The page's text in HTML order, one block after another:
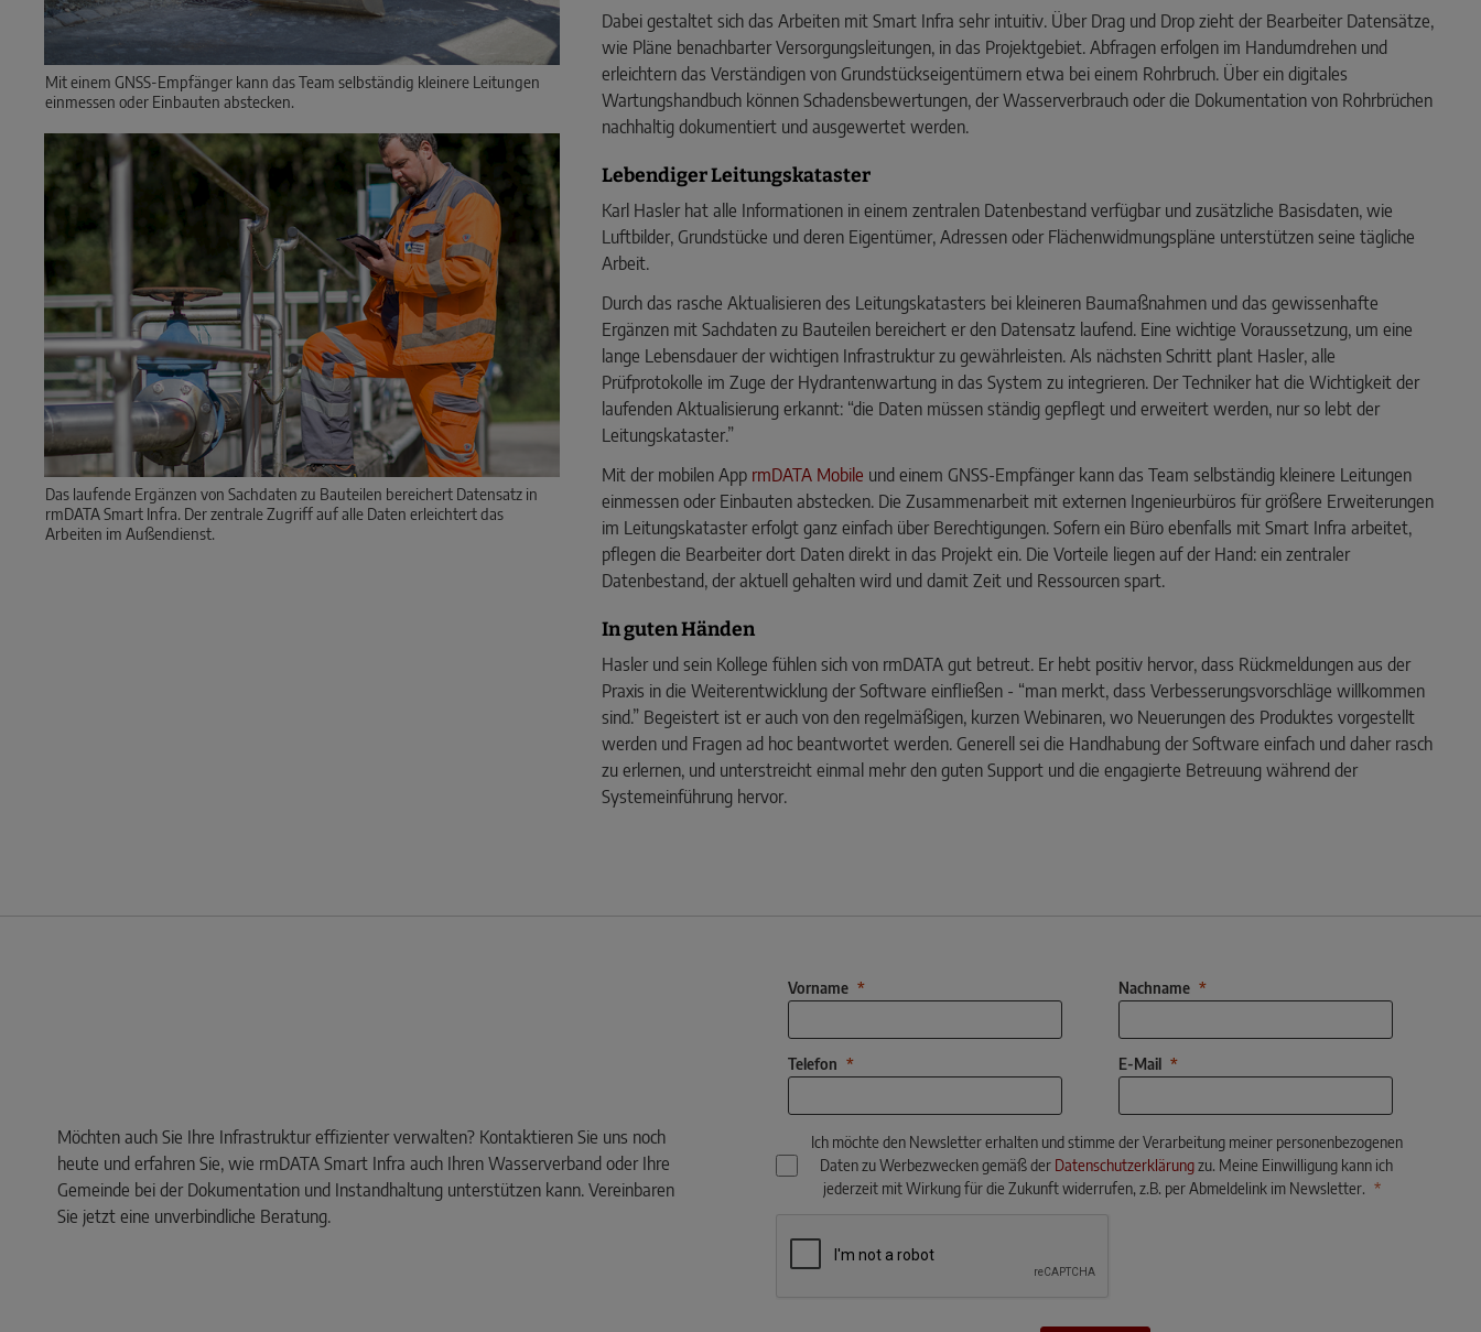
Mit einem GNSS-Empfänger kann das Team selbständig kleinere Leitungen
einmessen oder Einbauten abstecken.
Das laufende Ergänzen von Sachdaten zu Bauteilen bereichert Datensatz in
rmDATA Smart Infra. Der zentrale Zugriff auf alle Daten erleichtert das
Arbeiten im Außendienst.
Dabei gestaltet sich das Arbeiten mit Smart Infra sehr intuitiv. Über Drag und Drop zieht der Bearbeiter Datensätze,
wie Pläne benachbarter Versorgungsleitungen, in das Projektgebiet. Abfragen erfolgen im Handumdrehen und
erleichtern das Verständigen von Grundstückseigentümern etwa bei einem Rohrbruch. Über ein digitales
Wartungshandbuch können Schadensbewertungen, der Wasserverbrauch oder die Dokumentation von Rohrbrüchen
nachhaltig dokumentiert und ausgewertet werden.
Lebendiger Leitungskataster
Karl Hasler hat alle Informationen in einem zentralen Datenbestand verfügbar und zusätzliche Basisdaten, wie
Luftbilder, Grundstücke und deren Eigentümer, Adressen oder Flächenwidmungspläne unterstützen seine tägliche
Arbeit.
Durch das rasche Aktualisieren des Leitungskatasters bei kleineren Baumaßnahmen und das gewissenhafte
Ergänzen mit Sachdaten zu Bauteilen bereichert er den Datensatz laufend. Eine wichtige Voraussetzung, um eine
lange Lebensdauer der wichtigen Infrastruktur zu gewährleisten. Als nächsten Schritt plant Hasler, alle
Prüfprotokolle im Zuge der Hydrantenwartung in das System zu integrieren. Der Techniker hat die Wichtigkeit der
laufenden Aktualisierung erkannt: “die Daten müssen ständig gepflegt und erweitert werden, nur so lebt der
Leitungskataster.”
Mit der mobilen App rmDATA Mobile und einem GNSS-Empfänger kann das Team selbständig kleinere Leitungen
einmessen oder Einbauten abstecken. Die Zusammenarbeit mit externen Ingenieurbüros für größere Erweiterungen
im Leitungskataster erfolgt ganz einfach über Berechtigungen. Sofern ein Büro ebenfalls mit Smart Infra arbeitet,
pflegen die Bearbeiter dort Daten direkt in das Projekt ein. Die Vorteile liegen auf der Hand: ein zentraler
Datenbestand, der aktuell gehalten wird und damit Zeit und Ressourcen spart.
In guten Händen
Hasler und sein Kollege fühlen sich von rmDATA gut betreut. Er hebt positiv hervor, dass Rückmeldungen aus der
Praxis in die Weiterentwicklung der Software einfließen - “man merkt, dass Verbesserungsvorschläge willkommen
sind.” Begeistert ist er auch von den regelmäßigen, kurzen Webinaren, wo Neuerungen des Produktes vorgestellt
werden und Fragen ad hoc beantwortet werden. Generell sei die Handhabung der Software einfach und daher rasch
zu erlernen, und unterstreicht einmal mehr den guten Support und die engagierte Betreuung während der
Systemeinführung hervor.
Möchten auch Sie Ihre Infrastruktur effizienter verwalten? Kontaktieren Sie uns noch
heute und erfahren Sie, wie rmDATA Smart Infra auch Ihren Wasserverband oder Ihre
Gemeinde bei der Dokumentation und Instandhaltung unterstützen kann. Vereinbaren
Sie jetzt eine unverbindliche Beratung.
Vorname
Telefon
Nachname
E-Mail
Ich möchte den Newsletter erhalten und stimme der Verarbeitung meiner personenbezogenen
Daten zu Werbezwecken gemäß der Datenschutzerklärungzu. Meine Einwilligung kann ich
jederzeit mit Wirkung für die Zukunft widerrufen, z.B. per Abmeldelink im Newsletter.